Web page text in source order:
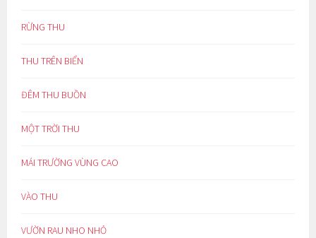
RỪNG THU
THU TRÊN BIỂN
ĐÊM THU BUỒN
MỘT TRỜI THU
MÁI TRƯỜNG VÙNG CAO
VÀO THU
VƯỜN RAU NHO NHỎ